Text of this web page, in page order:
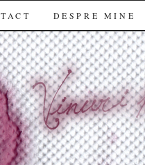
DESPRE MINE